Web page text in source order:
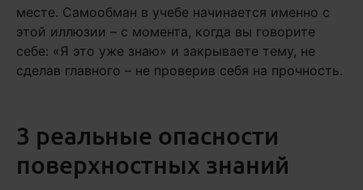
месте. Самообман в учебе начинается именно с
этой иллюзии – с момента, когда вы говорите
себе: «Я это уже знаю» и закрываете тему, не
сделав главного – не проверив себя на прочность.
3 реальные опасности
поверхностных знаний